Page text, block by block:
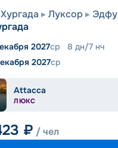
Хургада Луксор Эдфу
2027ср 8 дн/7 нч
2027ср
Attacca
ЛЮКС
₽ / чел